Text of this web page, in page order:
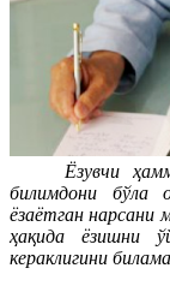
Ёзувчи ҳамма
билимдони бўла
ёзаётган нарсани
ҳақида ёзишни
кераклигини